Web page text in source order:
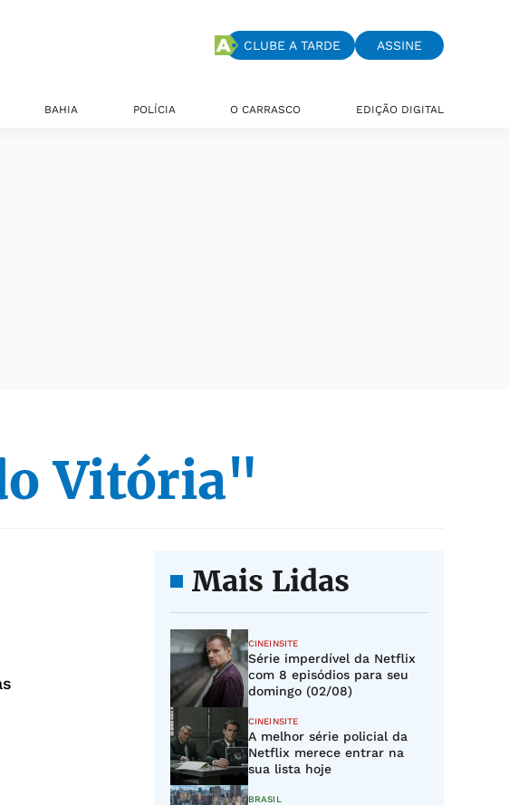
CLUBE A TARDE ASSINE
BAHIA POLÍCIA O CARRASCO EDIÇÃO DIGITAL
Vitória"
Mais Lidas
CINEINSITE
Série imperdível da Netflix
com 8 episódios para seu
domingo (02/08)
CINEINSITE
A melhor série policial da
Netflix merece entrar na
sua lista hoje
BRASIL